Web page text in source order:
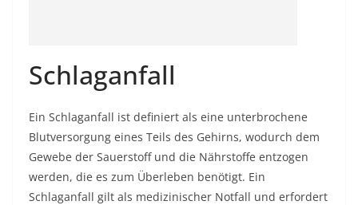
Schlaganfall
Ein Schlaganfall ist definiert als eine unterbrochene
Blutversorgung eines Teils des Gehirns, wodurch dem
Gewebe der Sauerstoff und die Nährstoffe entzogen
werden, die es zum Überleben benötigt. Ein
Schlaganfall gilt als medizinischer Notfall und erfordert